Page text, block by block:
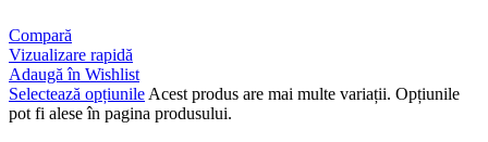
Compară
Vizualizare rapidă
Adaugă în Wishlist
Selectează opțiunile Acest produs are mai multe variații. Opțiunile
pot fi alese în pagina produsului.